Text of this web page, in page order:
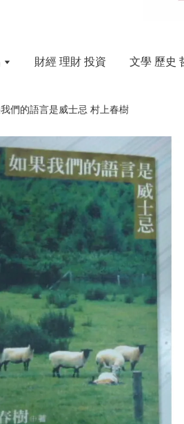
財經 理財 投資 文學 歷史
們的語言是威士忌 村上春樹